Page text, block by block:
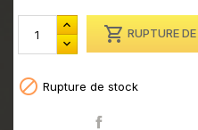
 RUPTURE
 Rupture de stock